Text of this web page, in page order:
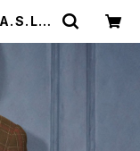
C
リカ古
ンジャ